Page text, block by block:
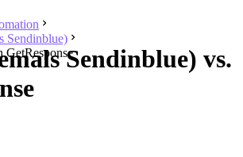
Sendinblue)
Sendinblue) vs.